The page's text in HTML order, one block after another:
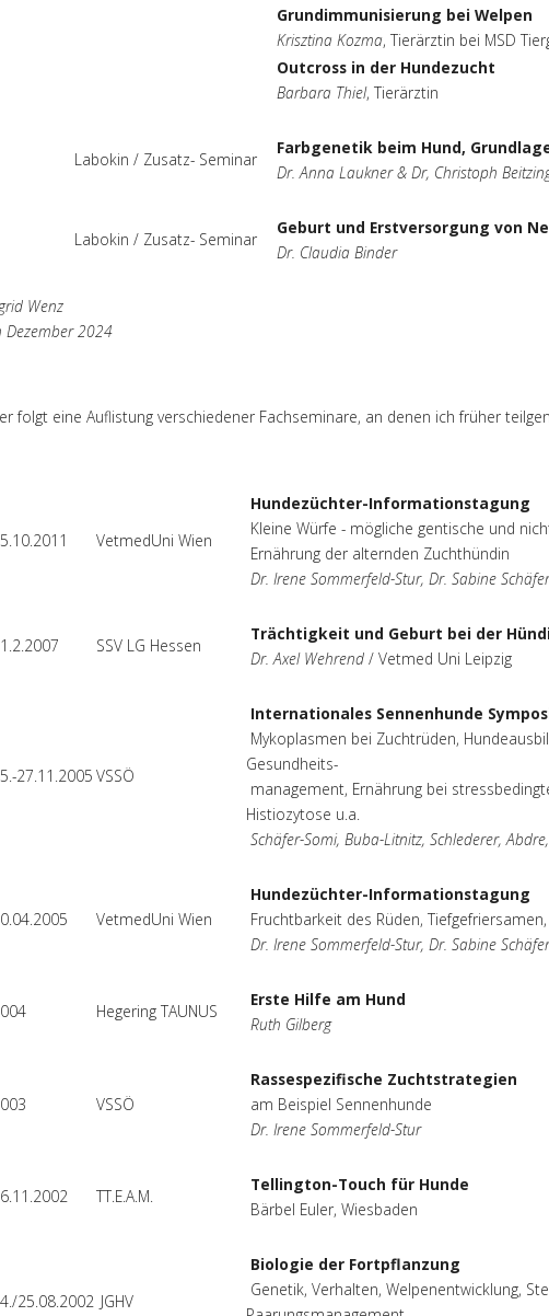
Grundimmunisierung bei Welpen
Krisztina Kozma, Tierärztin bei MSD
Outcross in der Hundezucht
Barbara Thiel, Tierärztin
Labokin / Zusatz- Seminar
Farbgenetik beim Hund,
Dr. Anna Laukner & Dr, Christoph
Labokin / Zusatz- Seminar
Geburt und Erstversorgung von
Dr. Claudia Binder
Wenz
Dezember 2024
folgt eine Auflistung verschiedener Fachseminare, an denen ich früher
VetmedUni Wien
Hundezüchter-Informationstagung
Kleine Würfe - mögliche gentische und
Ernährung der alternden Zuchthündin
Dr. Irene Sommerfeld-Stur, Dr. Sabine
SSV LG Hessen
Trächtigkeit und Geburt bei der
Dr. Axel Wehrend / Vetmed Uni Leipzig
27.11.2005 VSSÖ
Internationales Sennenhunde
Mykoplasmen bei Zuchtrüden,
Gesundheits-
management, Ernährung bei
Histiozytose u.a.
Schäfer-Somi, Buba-Litnitz, Schlederer,
VetmedUni Wien
Hundezüchter-Informationstagung
Fruchtbarkeit des Rüden,
Dr. Irene Sommerfeld-Stur, Dr. Sabine
Hegering TAUNUS
Erste Hilfe am Hund
Ruth Gilberg
VSSÖ
Rassespezifische Zuchtstrategien
am Beispiel Sennenhunde
Dr. Irene Sommerfeld-Stur
TT.E.A.M.
Tellington-Touch für Hunde
Bärbel Euler, Wiesbaden
25.08.2002 JGHV
Biologie der Fortpflanzung
Genetik, Verhalten, Welpenentwicklung,